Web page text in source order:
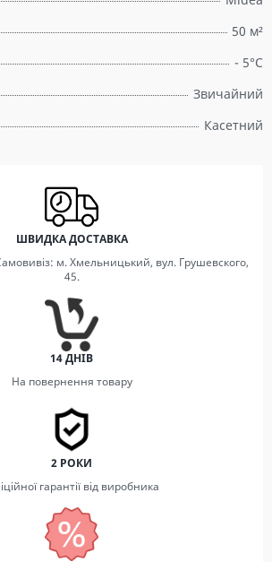
50 м²
- 5°C
Звичайний
Касетний
ШВИДКА ДОСТАВКА
м. Хмельницький, вул. Грушевского,
45.
14 ДНІВ
На повернення товару
2 РОКИ
гарантії від виробника